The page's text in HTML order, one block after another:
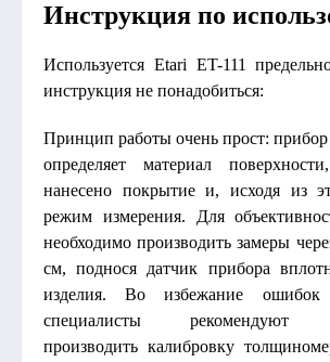
Инструкция по
Используется Etari ET-111
инструкция не понадобиться:
Принцип работы очень прост: прибор
определяет материал
нанесено покрытие и, исходя из
режим измерения. Для
необходимо производить замеры
см, поднося датчик прибора
изделия. Во избежание ошибок
специалисты рекомендуют
производить калибровку